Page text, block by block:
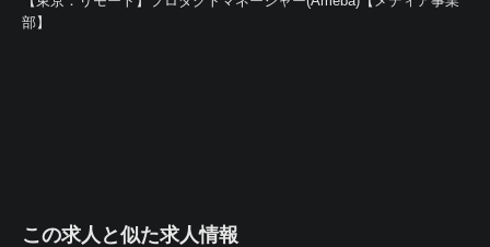
部】
この求人と似た求人情報